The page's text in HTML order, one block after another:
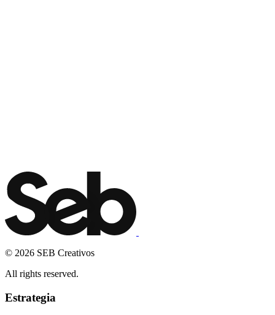
© 2026 SEB Creativos
All rights reserved.
Estrategia